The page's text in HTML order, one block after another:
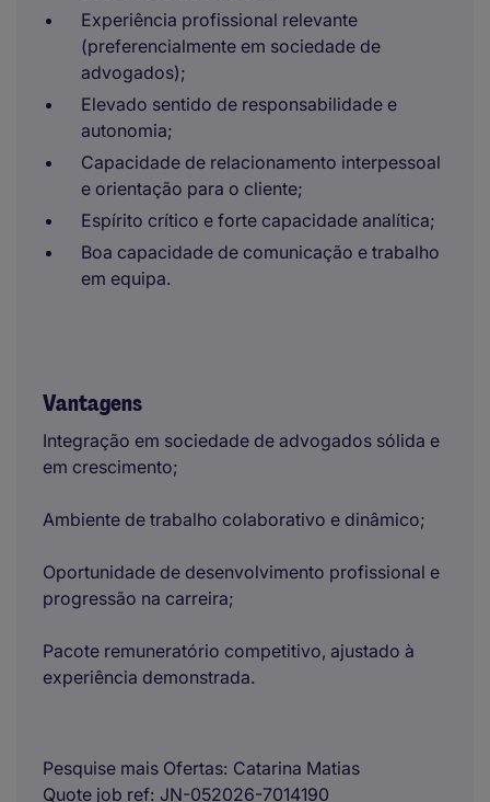
Experiência profissional relevante
(preferencialmente em sociedade de
advogados);
Elevado sentido de responsabilidade e
autonomia;
Capacidade de relacionamento interpessoal
e orientação para o cliente;
Espírito crítico e forte capacidade analítica;
Boa capacidade de comunicação e trabalho
em equipa.
Vantagens
Integração em sociedade de advogados sólida e
em crescimento;
Ambiente de trabalho colaborativo e dinâmico;
Oportunidade de desenvolvimento profissional e
progressão na carreira;
Pacote remuneratório competitivo, ajustado à
experiência demonstrada.
Pesquise mais Ofertas Catarina Matias
Quote job ref JN-052026-7014190